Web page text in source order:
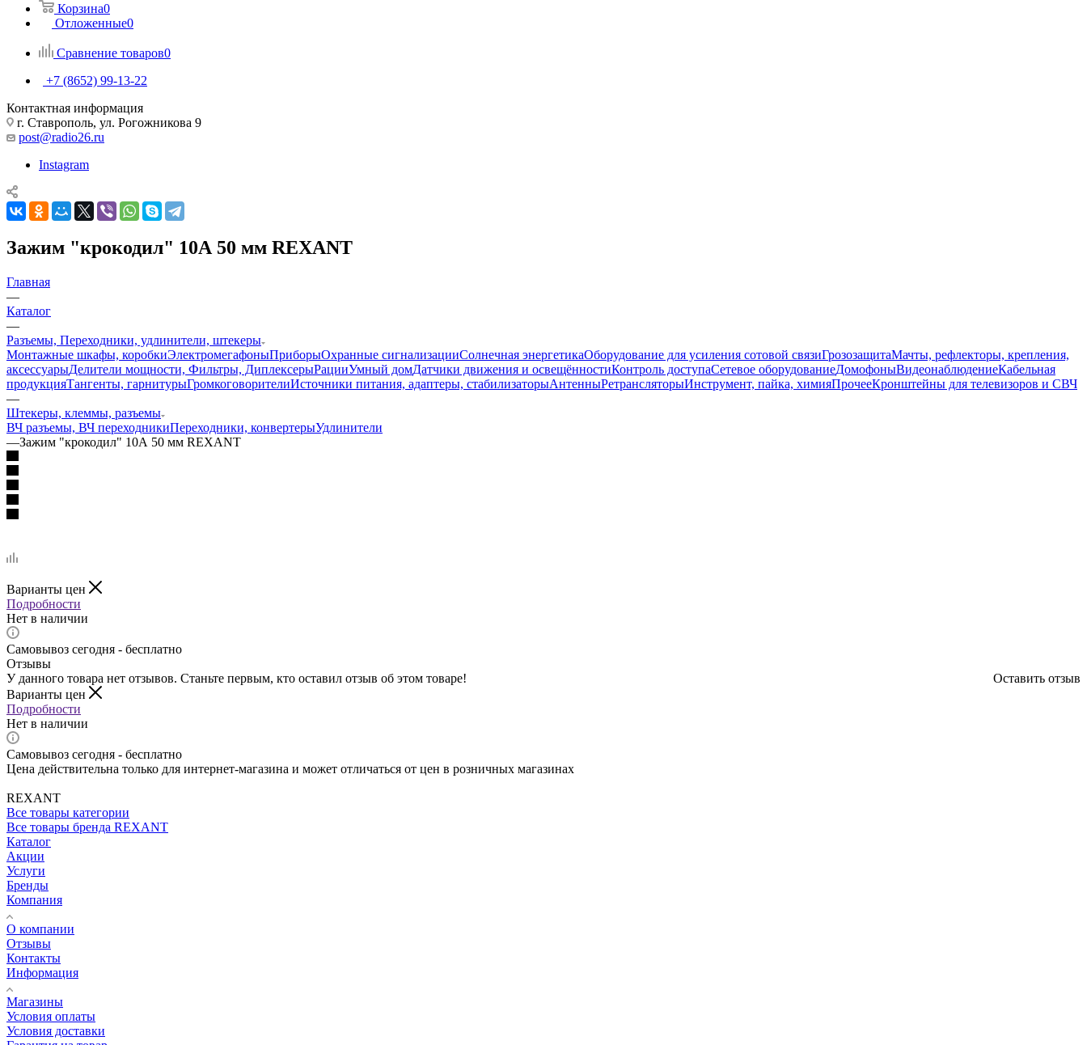
Корзина0
Отложенные0
Сравнение товаров0
+7 (8652) 99-13-22
Контактная информация
г. Ставрополь, ул. Рогожникова 9
post@radio26.ru
Instagram
Зажим "крокодил" 10А 50 мм REXANT
Главная
—
Каталог
—
Разъемы, Переходники, удлинители, штекеры
Монтажные шкафы, коробкиЭлектромегафоныПриборыОхранные сигнализацииСолнечная энергетикаОборудование для усиления сотовой связиГрозозащитаМачты, рефлекторы, крепления,
аксессуарыДелители мощности, Фильтры, ДиплексерыРацииУмный домДатчики движения и освещённостиКонтроль доступаСетевое оборудованиеДомофоныВидеонаблюдениеКабельная
продукцияТангенты, гарнитурыГромкоговорителиИсточники питания, адаптеры, стабилизаторыАнтенныРетрансляторыИнструмент, пайка, химияПрочееКронштейны для телевизоров и СВЧ
—
Штекеры, клеммы, разъемы
ВЧ разъемы, ВЧ переходникиПереходники, конвертерыУдлинители
—Зажим "крокодил" 10А 50 мм REXANT
Варианты цен
Подробности
Нет в наличии
Самовывоз сегодня - бесплатно
Отзывы
Оставить отзыв
У данного товара нет отзывов. Станьте первым, кто оставил отзыв об этом товаре!
Варианты цен
Подробности
Нет в наличии
Самовывоз сегодня - бесплатно
Цена действительна только для интернет-магазина и может отличаться от цен в розничных магазинах
REXANT
Все товары категории
Все товары бренда REXANT
Каталог
Акции
Услуги
Бренды
Компания
О компании
Отзывы
Контакты
Информация
Магазины
Условия оплаты
Условия доставки